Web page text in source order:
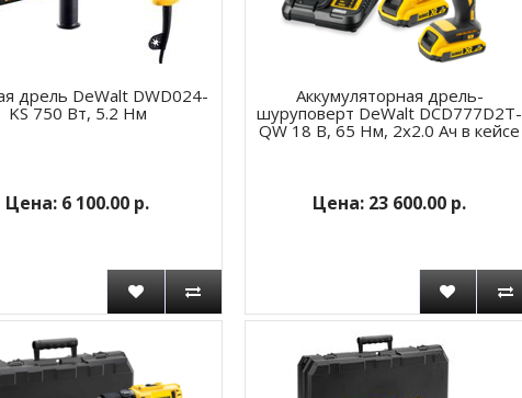
дрель DeWalt DWD024-
KS 750 Вт, 5.2 Нм
6 100.00 р.
Аккумуляторная дрель-
шуруповерт DeWalt DCD777D2T-
QW 18 В, 65 Нм, 2х2.0 Ач в кейсе
23 600.00 р.